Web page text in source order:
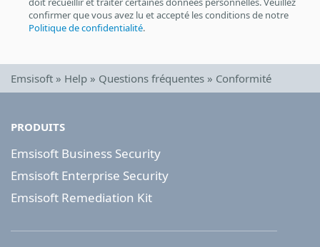
confirmer que vous avez lu et accepté les conditions de notre
Politique de confidentialité.
Emsisoft » Help » Questions fréquentes » Conformité
PRODUITS
Emsisoft Business Security
Emsisoft Enterprise Security
Emsisoft Remediation Kit